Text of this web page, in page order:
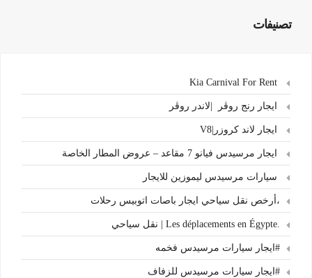
تصنيفات
ايجار رنج روڤر |لاندر روڤر
ايجار لاند كروزر|V8
ايجار مرسيدس فيانو 7 مقاعد – عروض المطار الخاصة
سيارات مرسيدس ليموزين للايجار
،أرخص نقل سياحي ايجار باصات اتوبيس رحلات
.Les déplacements en Égypte | نقل سياحي
#ايجار سيارات مرسيدس فخمه
#ايجار سيارات مرسيدس للزفاف